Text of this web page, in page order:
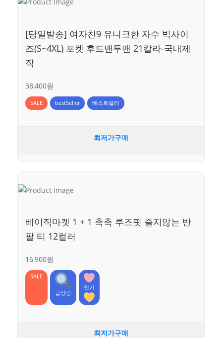
[당일발송] 여자친9 유니크한 자수 빅사이
즈(S~4XL) 포켓 후드맨투맨 21칼라-국내제
작
38,400원
SALE bestSeller 베스트셀러
최저가구매
베이직마켓 1 + 1 촉촉 루즈핏 줄지않는 반
팔 티 12컬러
16,900원
SALE
급상승
인기
최저가구매